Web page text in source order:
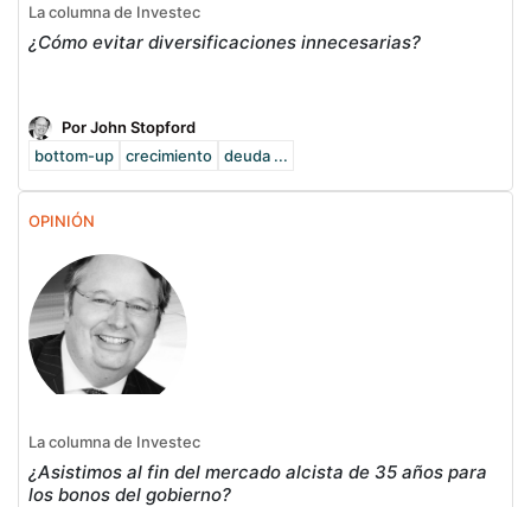
La columna de Investec
¿Cómo evitar diversificaciones innecesarias?
Por John Stopford
bottom-up
crecimiento deuda ...
OPINIÓN
La columna de Investec
¿Asistimos al fin del mercado alcista de 35 años para
los bonos del gobierno?